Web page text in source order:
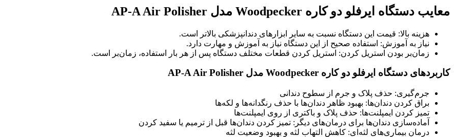
معایب دستگاه ایرفلو دو کاره Woodpecker مدل AP-A Air Polisher
هزینه بالا: قیمت این دستگاه نسبت به سایر ابزارهای دندانپزشکی بالاتر است.
نیاز به آموزش: استفاده صحیح از این دستگاه نیاز به آموزش و مهارت دارد.
زمان‌بر بودن استریل کردن: استریل کردن قطعات مختلف دستگاه پس از هر بار استفاده، زمان‌بر است.
کاربردهای دستگاه ایرفلو دو کاره Woodpecker مدل AP-A Air Polisher
جرم‌گیری: حذف پلاک و جرم از سطوح دندانی
براق کردن دندان‌ها: بهبود ظاهر دندان‌ها با حذف رنگدانه‌ها و لکه‌ها
تمیز کردن ایمپلنت‌ها: حذف پلاک و باکتری از روی ایمپلنت‌ها
آماده‌سازی دندان‌ها برای درمان‌های دیگر: تمیز کردن دندان‌ها قبل از ترمیم یا سفید کردن
درمان بیماری‌های لثه‌ای: کاهش التهاب لثه و بهبود وضعیت لثه